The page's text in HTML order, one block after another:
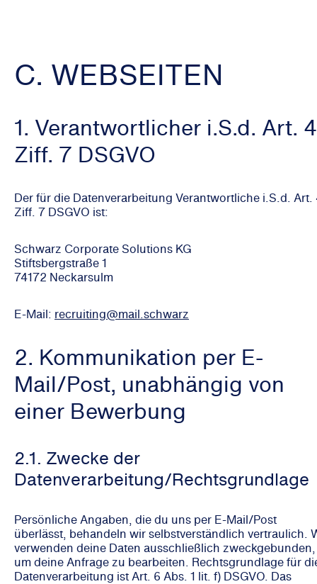
C. WEBSEITEN
1. Verantwortlicher i.S.d. Art. 4
Ziff. 7 DSGVO
Der für die Datenverarbeitung Verantwortliche i.S.d. Art.
Ziff. 7 DSGVO ist:
Schwarz Corporate Solutions KG
Stiftsbergstraße 1
74172 Neckarsulm
E-Mail: recruiting@mail.schwarz
2. Kommunikation per E-
Mail/Post, unabhängig von
einer Bewerbung
2.1. Zwecke der
Datenverarbeitung/Rechtsgrundlage
Persönliche Angaben, die du uns per E-Mail/Post
überlässt, behandeln wir selbstverständlich vertraulich.
verwenden deine Daten ausschließlich zweckgebunden,
um deine Anfrage zu bearbeiten. Rechtsgrundlage für
Datenverarbeitung ist Art. 6 Abs. 1 lit. f) DSGVO. Das